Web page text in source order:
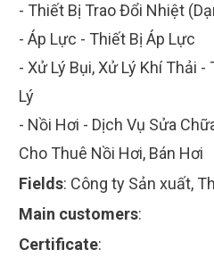
- Thiết Bị Trao Đổi Nhiệt
- Áp Lực - Thiết Bị Áp Lực
- Xử Lý Bụi, Xử Lý Khí Thải
Lý
- Nồi Hơi - Dịch Vụ Sửa
Cho Thuê Nồi Hơi, Bán Hơi
Fields: Công ty Sản xuất,
Main customers:
Certificate: